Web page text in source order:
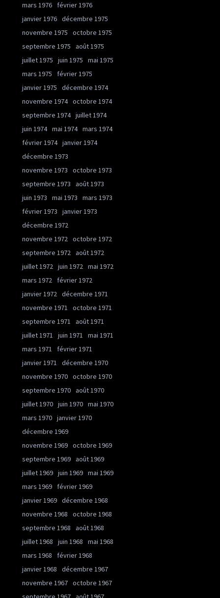
mars 1976
février 1976
janvier 1976 décembre 1975
novembre 1975
octobre 1975
septembre 1975
août 1975
juillet 1975
juin 1975
mai 1975
mars 1975
février 1975
janvier 1975
décembre 1974
novembre 1974 octobre 1974
septembre 1974 juillet 1974
juin 1974 mai 1974 mars 1974
février 1974 janvier 1974
décembre 1973
novembre 1973
octobre 1973
septembre 1973
août 1973
juin 1973
mai 1973
mars 1973
février 1973
janvier 1973
décembre 1972
novembre 1972 octobre 1972
septembre 1972 août 1972
juillet 1972 juin 1972 mai 1972
mars 1972
février 1972
janvier 1972 décembre 1971
novembre 1971
octobre 1971
septembre 1971
août 1971
juillet 1971
juin 1971
mai 1971
mars 1971
février 1971
janvier 1971
décembre 1970
novembre 1970 octobre 1970
septembre 1970 août 1970
juillet 1970 juin 1970 mai 1970
mars 1970 janvier 1970
décembre 1969
novembre 1969 octobre 1969
septembre 1969 août 1969
juillet 1969 juin 1969 mai 1969
mars 1969
février 1969
janvier 1969 décembre 1968
novembre 1968
octobre 1968
septembre 1968
août 1968
juillet 1968
juin 1968
mai 1968
mars 1968
février 1968
janvier 1968
décembre 1967
novembre 1967 octobre 1967